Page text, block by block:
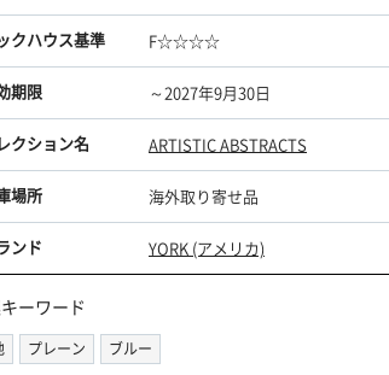
クハウス基準 F☆☆☆☆
期限 ～2027年9月30日
クション名 ARTISTIC ABSTRACTS
場所 海外取り寄せ品
ンド YORK (アメリカ)
ーワード
プレーン ブルー